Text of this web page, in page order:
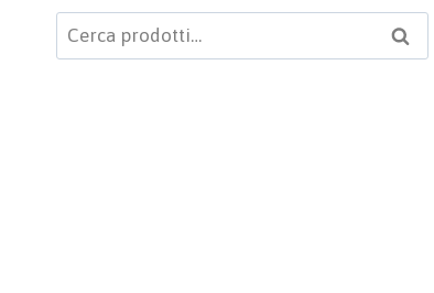
Cerca: Cerca